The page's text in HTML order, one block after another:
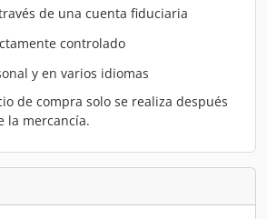
de una cuenta fiduciaria
controlado
y en varios idiomas
de compra solo se realiza después
la mercancía.